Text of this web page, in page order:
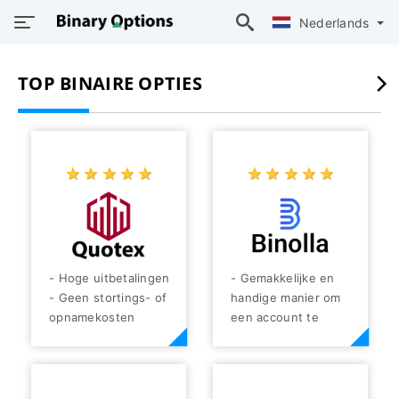
Nederlands
TOP BINAIRE OPTIES
☆ ☆ ☆ ☆ ☆
★ ★ ★ ★ ★
- Hoge uitbetalingen
- Geen stortings- of
opnamekosten
☆ ☆ ☆ ☆ ☆
★ ★ ★ ★ ★
- Gemakkelijke en
handige manier om
een ​​account te